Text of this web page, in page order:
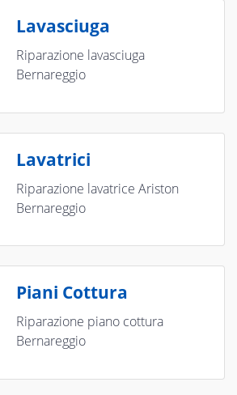
Lavasciuga
Riparazione lavasciuga
Bernareggio
Lavatrici
Riparazione lavatrice Ariston
Bernareggio
Piani Cottura
Riparazione piano cottura
Bernareggio